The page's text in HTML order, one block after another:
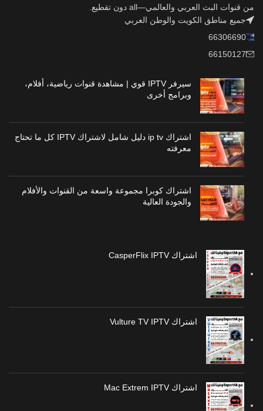
من قنوات البث العربي والعالمي—all دون تقطيع.
جميع مناطق الكويت والوطن العربي
66306690
66150127
سيرفر IPTV قوي | مشاهدة قنوات رياضية، أفلام،
وبرامج أخرى
اشتراك ip tv دليل شامل لاشتراك IPTV كل ما تحتاج
معرفته
اشتراك كوبرا مجموعة واسعة من القنوات والأفلام
والجودة العالية
اشتراك CasperFlix IPTV
اشتراك Vulture TV IPTV
اشتراك Mac Extrem IPTV